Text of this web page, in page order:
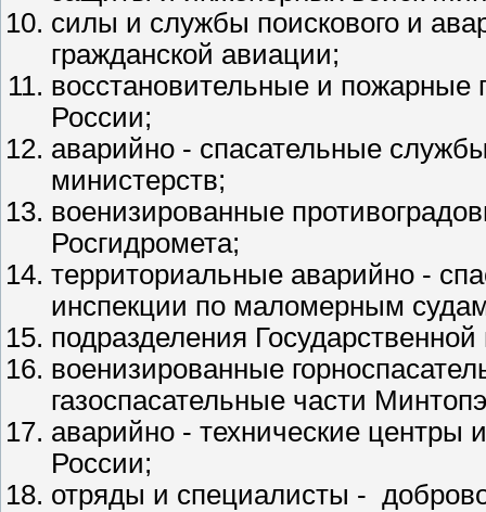
силы и службы поискового и
гражданской авиации;
восстановительные и пожарные
России;
аварийно - спасательные
министерств;
военизированные
Росгидромета;
территориальные аварийно -
инспекции по маломерным
подразделения
военизированные
газоспасательные части
аварийно - технические
России;
отряды и специалисты -